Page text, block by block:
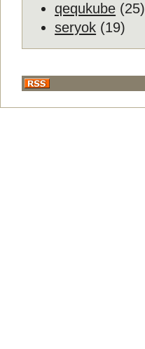
qequkube (25)
seryok (19)